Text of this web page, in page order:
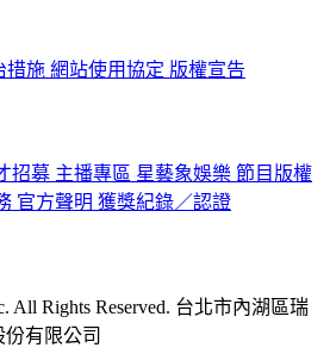
措施 網站使用協定 版權宣告
招募 主播專區 星藝象娛樂 節目版權
官方聲明 獲獎紀錄／認證
All Rights Reserved. 台北市內湖區瑞
份有限公司